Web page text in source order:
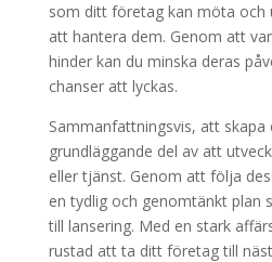
som ditt företag kan möta och
att hantera dem. Genom att
hinder kan du minska deras
chanser att lyckas.
Sammanfattningsvis, att skapa
grundläggande del av att
eller tjänst. Genom att följa
en tydlig och genomtänkt plan
till lansering. Med en stark
rustad att ta ditt företag till